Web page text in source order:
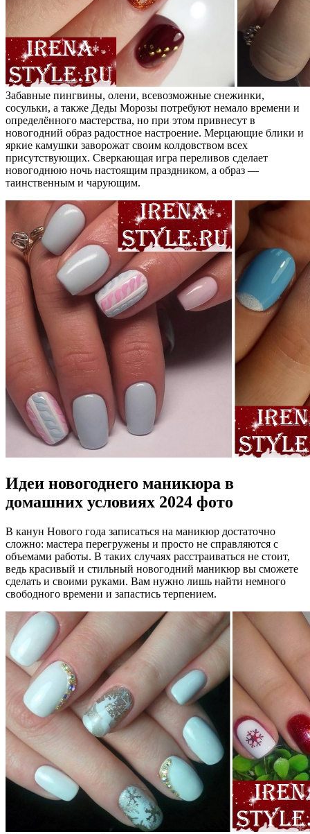
Забавные пингвины, олени, всевозможные снежинки,
сосульки, а также Деды Морозы потребуют немало времени и
определённого мастерства, но при этом привнесут в
новогодний образ радостное настроение. Мерцающие блики и
яркие камушки заворожат своим колдовством всех
присутствующих. Сверкающая игра переливов сделает
новогоднюю ночь настоящим праздником, а образ —
таинственным и чарующим.
Идеи новогоднего маникюра в
домашних условиях 2024 фото
В канун Нового года записаться на маникюр достаточно
сложно: мастера перегружены и просто не справляются с
объемами работы. В таких случаях расстраиваться не стоит,
ведь красивый и стильный новогодний маникюр вы сможете
сделать и своими руками. Вам нужно лишь найти немного
свободного времени и запастись терпением.